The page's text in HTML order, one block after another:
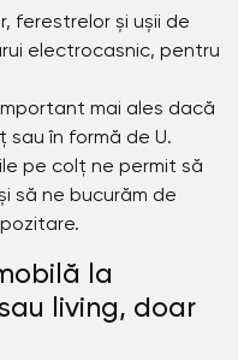
ferestrelor și ușii de
electrocasnic, pentru
mai ales dacă
în formă de U.
pe colț ne permit să
să ne bucurăm de
la
living, doar